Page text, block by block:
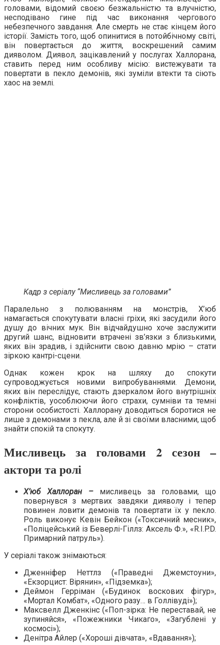
головами, відомий своєю безжальністю та влучністю,
несподівано гине під час виконання чергового
небезпечного завдання. Але смерть не стає кінцем його
історії. Замість того, щоб опинитися в потойбічному світі,
він повертається до життя, воскрешений самим
дияволом. Диявол, зацікавлений у послугах Халлорана,
ставить перед ним особливу місію: вистежувати та
повертати в пекло демонів, які зуміли втекти та сіють
хаос на землі.
Кадр з серіалу “Мисливець за головами”
Паралельно з полюванням на монстрів, Х’юб
намагається спокутувати власні гріхи, які засудили його
душу до вічних мук. Він відчайдушно хоче заслужити
другий шанс, відновити втрачені зв’язки з близькими,
яких він зрадив, і здійснити свою давню мрію – стати
зіркою кантрі-сцени.
Однак кожен крок на шляху до спокути
супроводжується новими випробуваннями. Демони,
яких він переслідує, стають дзеркалом його внутрішніх
конфліктів, уособлюючи його страхи, сумніви та темні
сторони особистості. Халлорану доводиться боротися не
лише з демонами з пекла, але й зі своїми власними, щоб
знайти спокій та спокуту.
Мисливець за головами 2 сезон –
актори та ролі
Х’юб Халлоран – мисливець за головами, що
повернувся з мертвих завдяки дияволу і тепер
повинен ловити демонів та повертати їх у пекло.
Роль виконує Кевін Бейкон («Токсичний месник»,
«Поліцейський із Беверлі-Гіллз: Аксель Ф.», «R.I.P.D.
Примарний патруль»).
У серіалі також знімаються:
Дженніфер Неттлз («Праведні Джемстоуни»,
«Екзорцист: Вірянин», «Підземка»);
Деймон Герріман («Будинок воскових фігур»,
«Мортал Комбат», «Одного разу… в Голлівуді»);
Максвелл Дженкінс («Поп-зірка: Не переставай, не
зупиняйся», «Пожежники Чикаго», «Загублені у
космосі»);
Денітра Айлер («Хороші дівчата», «Вдавання»);